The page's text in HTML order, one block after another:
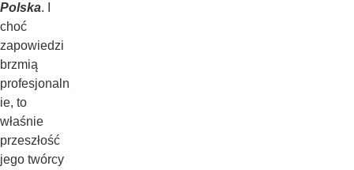
Polska. I
choć
zapowiedzi
brzmią
profesjonaln
ie, to
właśnie
przeszłość
jego twórcy